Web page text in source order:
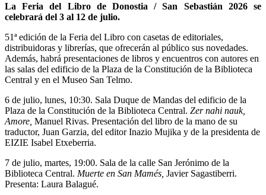
La Feria del Libro de Donostia / San Sebastián 2026 se
celebrará del 3 al 12 de julio.
51ª edición de la Feria del Libro con casetas de editoriales,
distribuidoras y librerías, que ofrecerán al público sus novedades.
Además, habrá presentaciones de libros y encuentros con autores en
las salas del edificio de la Plaza de la Constitución de la Biblioteca
Central y en el Museo San Telmo.
6 de julio, lunes, 10:30. Sala Duque de Mandas del edificio de la
Plaza de la Constitución de la Biblioteca Central. Zer nahi nauk,
Amore, Manuel Rivas. Presentación del libro de la mano de su
traductor, Juan Garzia, del editorInazio Mujika y de la presidenta de
EIZIE Isabel Etxeberria.
7 de julio, martes, 19:00. Sala de la calle San Jerónimo de la
Biblioteca Central. Muerte en San Mamés, Javier Sagastiberri.
Presenta: Laura Balagué.